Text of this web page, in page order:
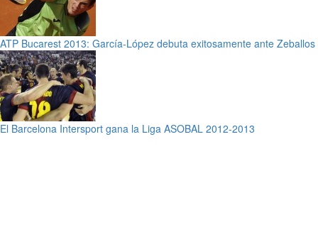
ATP Bucarest 2013: García-López debuta exitosamente ante Zeballos
El Barcelona Intersport gana la Liga ASOBAL 2012-2013